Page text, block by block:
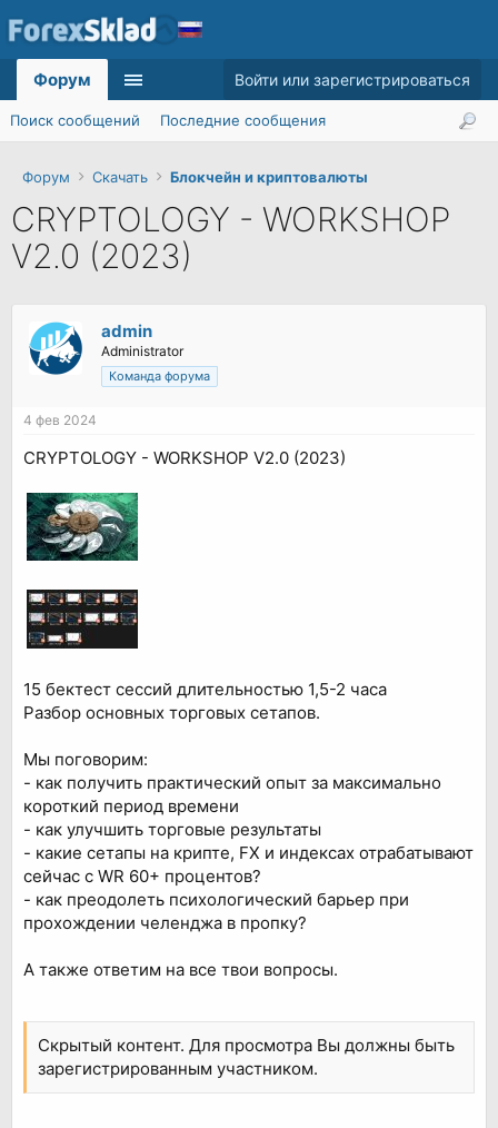
Форум Скачать Блокчейн и криптовалюты
CRYPTOLOGY - WORKSHOP
V2.0 (2023)
admin
Administrator
Команда форума
4 фев 2024
CRYPTOLOGY - WORKSHOP V2.0 (2023)
15 бектест сессий длительностью 1,5-2 часа
Разбор основных торговых сетапов.
Мы поговорим:
- как получить практический опыт за максимально
короткий период времени
- как улучшить торговые результаты
- какие сетапы на крипте, FX и индексах отрабатывают
сейчас с WR 60+ процентов?
- как преодолеть психологический барьер при
прохождении челенджа в пропку?
А также ответим на все твои вопросы.
Скрытый контент. Для просмотра Вы должны быть
зарегистрированным участником.
Форум
Поиск сообщений Последние сообщения
Войти или зарегистрироваться